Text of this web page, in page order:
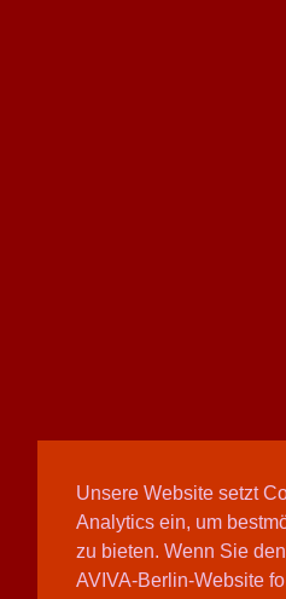
Unsere Website setzt
Analytics ein, um
zu bieten. Wenn Sie
AVIVA-Berlin-Website